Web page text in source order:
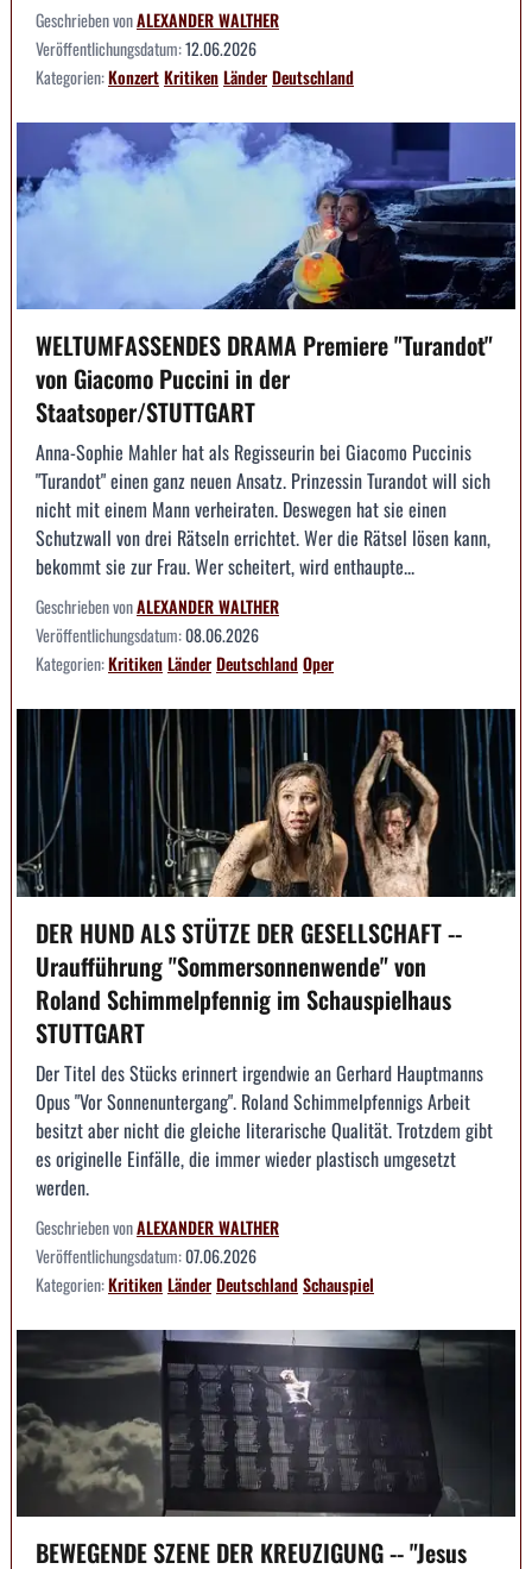
Geschrieben vonALEXANDER WALTHER
Veröffentlichungsdatum:12.06.2026
Kategorien:KonzertKritikenLänderDeutschland
WELTUMFASSENDES DRAMA Premiere "Turandot"
von Giacomo Puccini in der
Staatsoper/STUTTGART
Anna-Sophie Mahler hat als Regisseurin bei Giacomo Puccinis
"Turandot" einen ganz neuen Ansatz. Prinzessin Turandot will sich
nicht mit einem Mann verheiraten. Deswegen hat sie einen
Schutzwall von drei Rätseln errichtet. Wer die Rätsel lösen kann,
bekommt sie zur Frau. Wer scheitert, wird enthaupte...
Geschrieben vonALEXANDER WALTHER
Veröffentlichungsdatum:08.06.2026
Kategorien:KritikenLänderDeutschlandOper
DER HUND ALS STÜTZE DER GESELLSCHAFT --
Uraufführung "Sommersonnenwende" von
Roland Schimmelpfennig im Schauspielhaus
STUTTGART
Der Titel des Stücks erinnert irgendwie an Gerhard Hauptmanns
Opus "Vor Sonnenuntergang". Roland Schimmelpfennigs Arbeit
besitzt aber nicht die gleiche literarische Qualität. Trotzdem gibt
es originelle Einfälle, die immer wieder plastisch umgesetzt
werden.
Geschrieben vonALEXANDER WALTHER
Veröffentlichungsdatum:07.06.2026
Kategorien:KritikenLänderDeutschlandSchauspiel
BEWEGENDE SZENE DER KREUZIGUNG -- "Jesus